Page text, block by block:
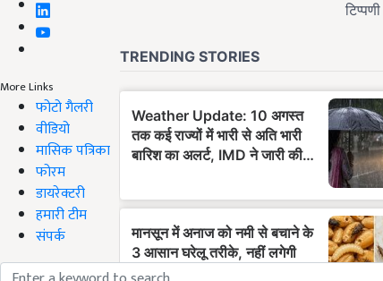
More Links
फोटो गैलरी
वीडियो
मासिक पत्रिका
फोरम
डायरेक्टरी
हमारी टीम
संपर्क